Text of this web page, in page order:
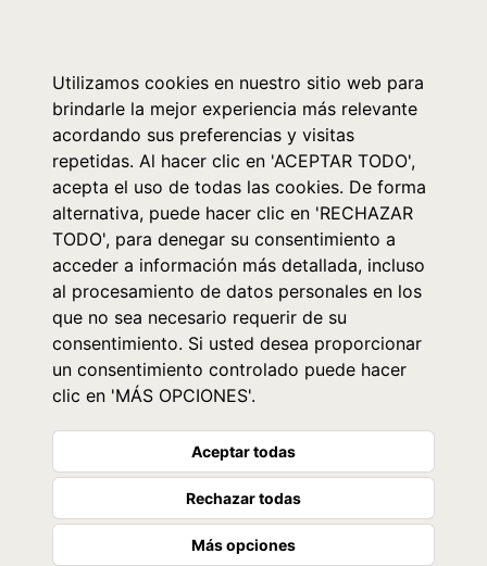
Utilizamos cookies en nuestro sitio web para
brindarle la mejor experiencia más relevante
acordando sus preferencias y visitas
repetidas. Al hacer clic en 'ACEPTAR TODO',
acepta el uso de todas las cookies. De forma
alternativa, puede hacer clic en 'RECHAZAR
TODO', para denegar su consentimiento a
acceder a información más detallada, incluso
al procesamiento de datos personales en los
que no sea necesario requerir de su
consentimiento. Si usted desea proporcionar
un consentimiento controlado puede hacer
clic en 'MÁS OPCIONES'.
Aceptar todas
Rechazar todas
Más opciones